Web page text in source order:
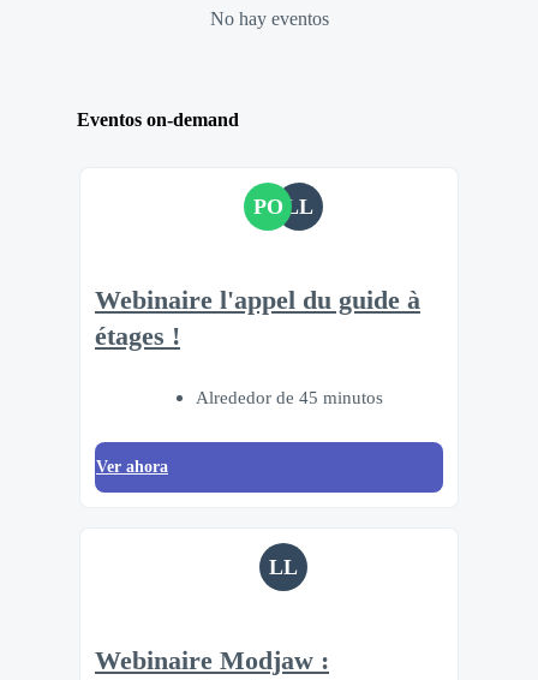
No hay eventos
Eventos on-demand
PO LL
Webinaire l'appel du guide à
étages !
Alrededor de 45 minutos
Ver ahora
LL
Webinaire Modjaw :